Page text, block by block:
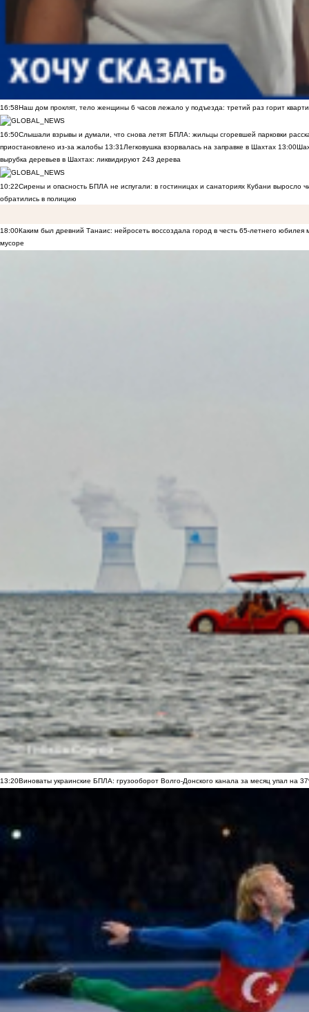
16:58Наш дом проклят, тело женщины 6 часов лежало у подъезда: третий раз горит
16:50Слышали взрывы и думали, что снова летят БПЛА: жильцы сгоревшей парковки
приостановлено из-за жалобы 13:31 Легковушка взорвалась на заправке в Шахтах 13:00
вырубка деревьев в Шахтах: ликвидируют 243 дерева
10:22Сирены и опасность БПЛА не испугали: в гостиницах и санаториях Кубани выросло
обратились в полицию
18:00Каким был древний Танаис: нейросеть воссоздала город в честь 65-летнего юбилея
мусоре
13:20Виноваты украинские БПЛА: грузооборот Волго-Донского канала за месяц упал на